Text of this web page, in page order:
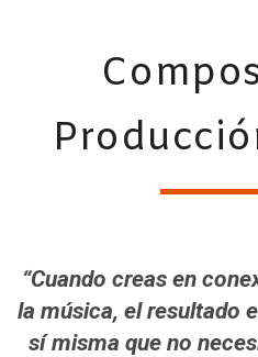
“Cuando creas en
la música, el resultado
sí misma que no